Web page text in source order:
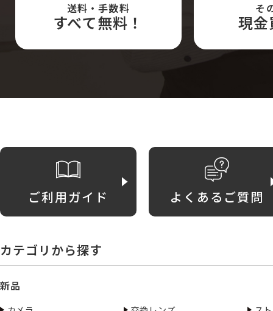
送料・手数料
すべて無料！
そ
現
ご利用ガイド よくあるご質問
カテゴリから探す
新品